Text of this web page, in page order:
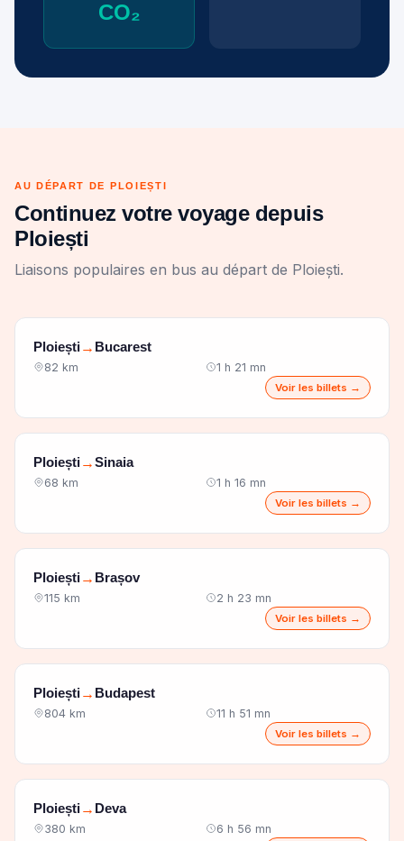
CO₂
AU DÉPART DE PLOIEȘTI
Continuez votre voyage depuis
Ploiești
Liaisons populaires en bus au départ de Ploiești.
Ploiești→ Bucarest
82 km 1 h 21 mn
Voir les billets →
Ploiești→Sinaia
68 km 1 h 16 mn
Voir les billets →
Ploiești→ Brașov
115 km 2 h 23 mn
Voir les billets →
Ploiești→ Budapest
804 km 11 h 51 mn
Voir les billets →
Ploiești→ Deva
380 km 6 h 56 mn